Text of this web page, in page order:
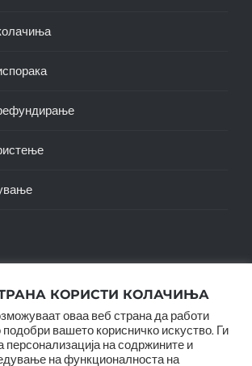
КОРИСТИ КОЛАЧИЊА
оваа веб страна да работи
подобри вашето корисничко искуство. Ги
персонализација на содржините и
на функционалноста на